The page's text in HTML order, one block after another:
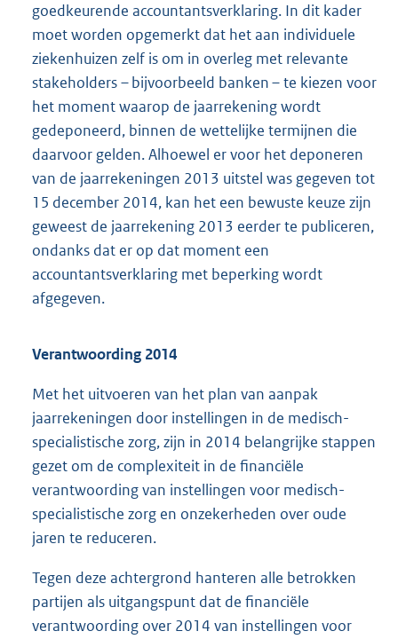
goedkeurende accountantsverklaring. In dit kader
moet worden opgemerkt dat het aan individuele
ziekenhuizen zelf is om in overleg met relevante
stakeholders – bijvoorbeeld banken – te kiezen voor
het moment waarop de jaarrekening wordt
gedeponeerd, binnen de wettelijke termijnen die
daarvoor gelden. Alhoewel er voor het deponeren
van de jaarrekeningen 2013 uitstel was gegeven tot
15 december 2014, kan het een bewuste keuze zijn
geweest de jaarrekening 2013 eerder te publiceren,
ondanks dat er op dat moment een
accountantsverklaring met beperking wordt
afgegeven.
Verantwoording 2014
Met het uitvoeren van het plan van aanpak
jaarrekeningen door instellingen in de medisch-
specialistische zorg, zijn in 2014 belangrijke stappen
gezet om de complexiteit in de financiële
verantwoording van instellingen voor medisch-
specialistische zorg en onzekerheden over oude
jaren te reduceren.
Tegen deze achtergrond hanteren alle betrokken
partijen als uitgangspunt dat de financiële
verantwoording over 2014 van instellingen voor